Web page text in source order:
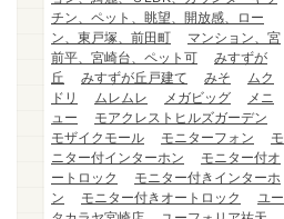
チン、ペット、眺望、開放感、ロー
ン、東戸塚、前田町
マンション、宮
前平、宮崎台、ペット可
みすずが
丘
みすずが丘戸建て みそ
ムク
ドリ
ムレムレ メガビッグ
メニ
ュー
モアクレストヒルズガーデン
モザイクモール
モニターフォン
モ
ニター付インターホン
モニター付オ
ートロック
モニター付きインターホ
ン
モニター付きオートロック
ユー